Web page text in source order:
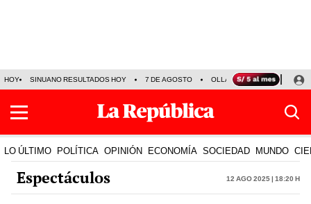
HOY SINUANO RESULTADOS HOY 7 DE AGOSTO OLLANTA HUMALA
LO ÚLTIMO POLÍTICA OPINIÓN ECONOMÍA SOCIEDAD MUNDO
Espectáculos 12 Ago 2025 | 18:20 h